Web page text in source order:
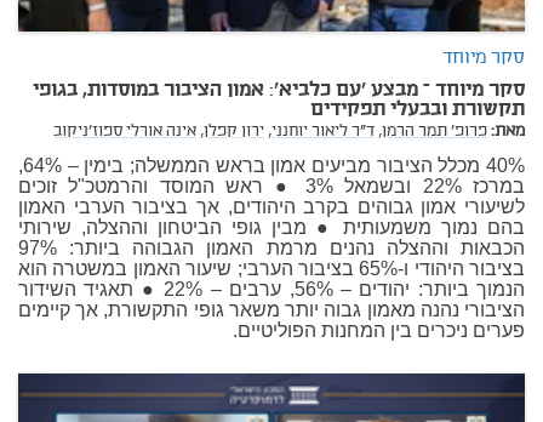
סקר מיוחד
סקר מיוחד – מבצע 'עם כלביא': אמון הציבור במוסדות, בגופי
תקשורת ובבעלי תפקידים
מאת:פרופ' תמר הרמן, ד"ר ליאור יוחנני, ירון קפלן, אינה אורלי ספוז'ניקוב
40% מכלל הציבור מביעים אמון בראש הממשלה; בימין – 64%,
במרכז 22% ובשמאל 3% ● ראש המוסד והרמטכ"ל זוכים
לשיעורי אמון גבוהים בקרב היהודים, אך בציבור הערבי האמון
בהם נמוך משמעותית ● מבין גופי הביטחון וההצלה, שירותי
הכבאות וההצלה נהנים מרמת האמון הגבוהה ביותר: 97%
בציבור היהודי ו-65% בציבור הערבי; שיעור האמון במשטרה הוא
הנמוך ביותר: יהודים – 56%, ערבים – 22% ● תאגיד השידור
הציבורי נהנה מאמון גבוה יותר משאר גופי התקשורת, אך קיימים
פערים ניכרים בין המחנות הפוליטיים.